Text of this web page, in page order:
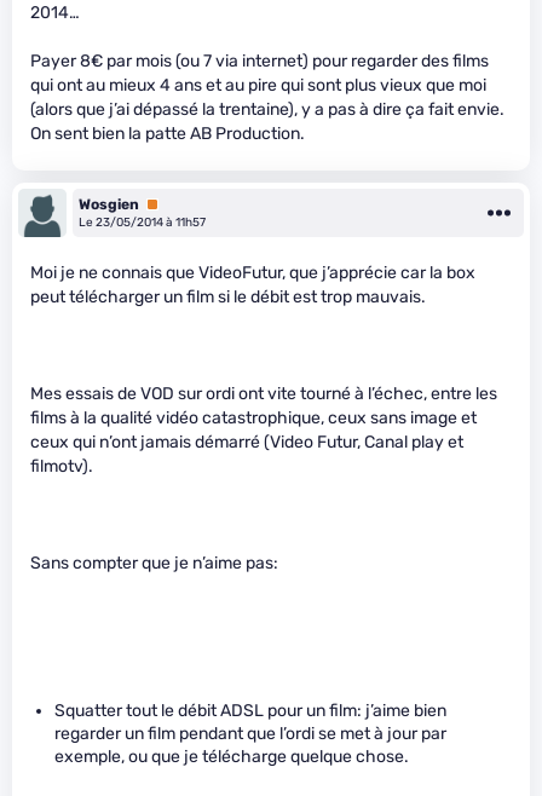
2014…
Payer 8€ par mois (ou 7 via internet) pour regarder des films
qui ont au mieux 4 ans et au pire qui sont plus vieux que moi
(alors que j’ai dépassé la trentaine), y a pas à dire ça fait envie.
On sent bien la patte AB Production.
Wosgien
Premium
Le 23/05/2014 à 11h57
Moi je ne connais que VideoFutur, que j’apprécie car la box
peut télécharger un film si le débit est trop mauvais.
Mes essais de VOD sur ordi ont vite tourné à l’échec, entre les
films à la qualité vidéo catastrophique, ceux sans image et
ceux qui n’ont jamais démarré (Video Futur, Canal play et
filmotv).
Sans compter que je n’aime pas:
Squatter tout le débit ADSL pour un film: j’aime bien
regarder un film pendant que l’ordi se met à jour par
exemple, ou que je télécharge quelque chose.